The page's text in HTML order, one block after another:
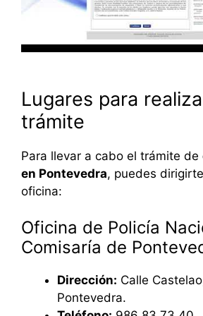
Lugares para
trámite
Para llevar a cabo el trámite de
en Pontevedra, puedes
oficina:
Oficina de Policía
Comisaría de
Dirección: Calle
Pontevedra.